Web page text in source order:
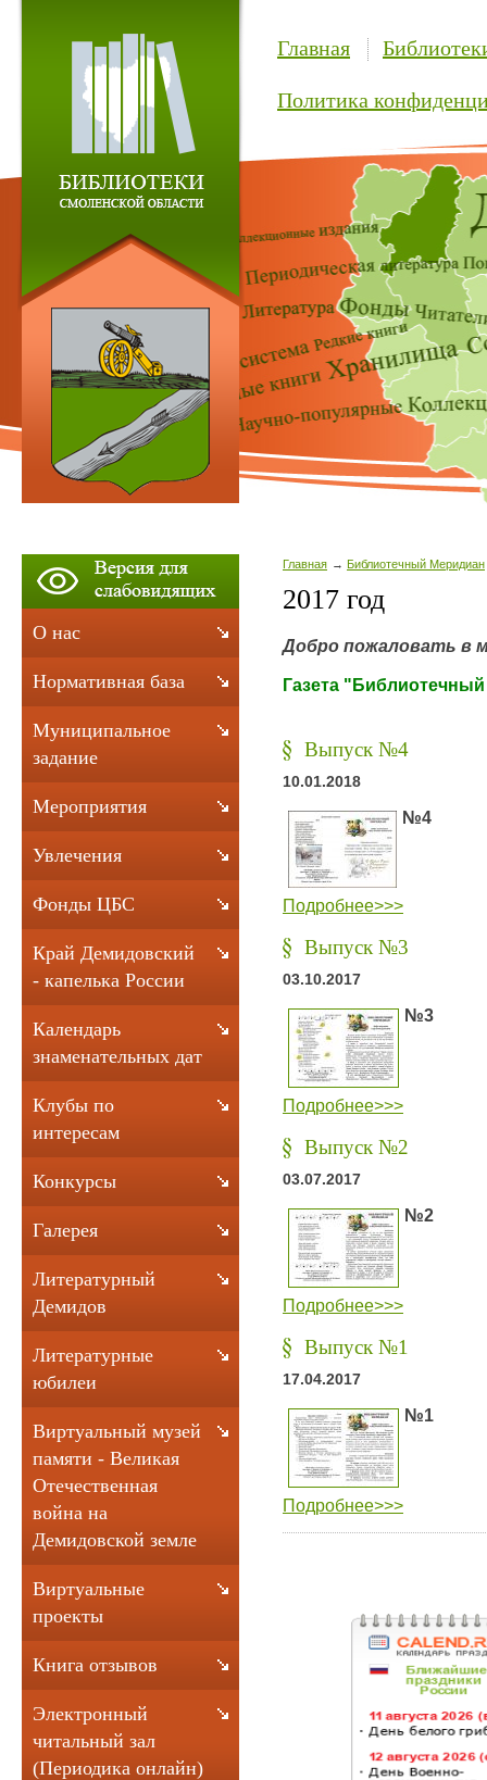
Главная
Политика
Главная Библиотечный Меридиан
2017 год
Добро пожаловать в
Газета
Выпуск №4
10.01.2018
№4
Подробнее>>>
Выпуск №3
03.10.2017
№3
Подробнее>>>
Выпуск №2
03.07.2017
№2
Подробнее>>>
Выпуск №1
17.04.2017
№1
Подробнее>>>
О нас
Нормативная база
Муниципальное
задание
Мероприятия
Увлечения
Фонды ЦБС
Край Демидовский
- капелька России
Календарь
знаменательных дат
Клубы по
интересам
Конкурсы
Галерея
Литературный
Демидов
Литературные
юбилеи
Виртуальный музей
памяти - Великая
Отечественная
война на
Демидовской земле
Виртуальные
проекты
Книга отзывов
Электронный
читальный зал
(Периодика онлайн)